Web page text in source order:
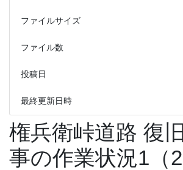
ファイルサイズ
ファイル数
投稿日
最終更新日時
権兵衛峠道路 復
事の作業状況1（